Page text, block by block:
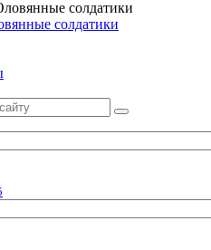
солдатики